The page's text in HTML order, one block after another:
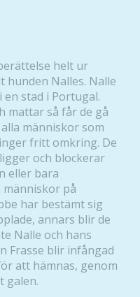
helt ur
hunden Nalles. Nalle
stad i Portugal.
mattar så får de gå
människor som
fritt omkring. De
och blockerar
eller bara
på
har bestämt sig
annars blir de
Nalle och hans
Frasse blir infångad
att hämnas, genom
galen.